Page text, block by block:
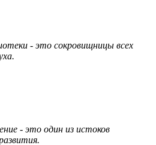
сокровищницы всех
из истоков